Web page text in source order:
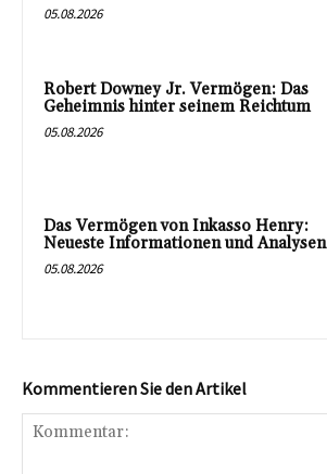
05.08.2026
Robert Downey Jr. Vermögen: Das
Geheimnis hinter seinem Reichtum
05.08.2026
Das Vermögen von Inkasso Henry:
Neueste Informationen und Analysen
05.08.2026
Kommentieren Sie den Artikel